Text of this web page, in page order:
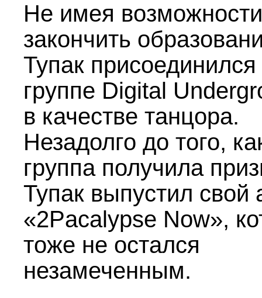
Не имея возможности
закончить
Тупак присоединился
группе Digital
в качестве танцора.
Незадолго до того,
группа получила
Тупак выпустил свой
«2Pacalypse Now»,
тоже не остался
незамеченным.